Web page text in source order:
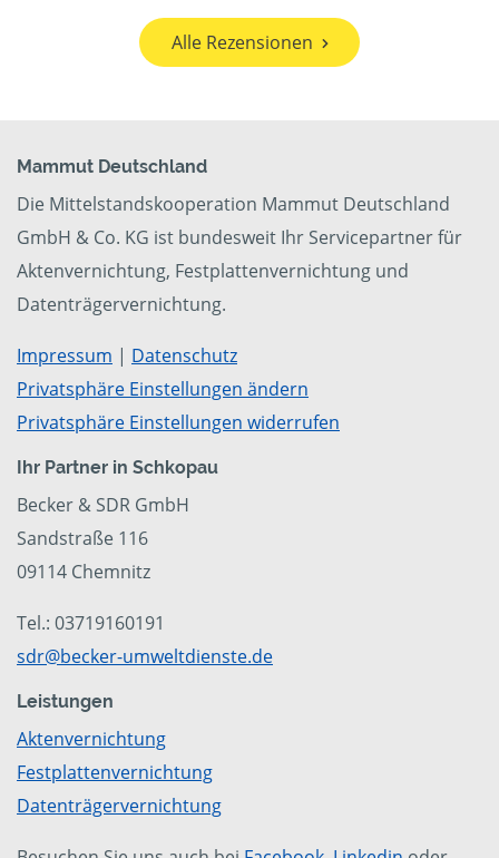
Alle Rezensionen
Mammut Deutschland
Die Mittelstandskooperation Mammut Deutschland
GmbH & Co. KG ist bundesweit Ihr Servicepartner für
Aktenvernichtung, Festplattenvernichtung und
Datenträgervernichtung.
Impressum | Datenschutz
Privatsphäre Einstellungen ändern
Privatsphäre Einstellungen widerrufen
Ihr Partner in Schkopau
Becker & SDR GmbH
Sandstraße 116
09114 Chemnitz
Tel.: 03719160191
sdr@becker-umweltdienste.de
Leistungen
Aktenvernichtung
Festplattenvernichtung
Datenträgervernichtung